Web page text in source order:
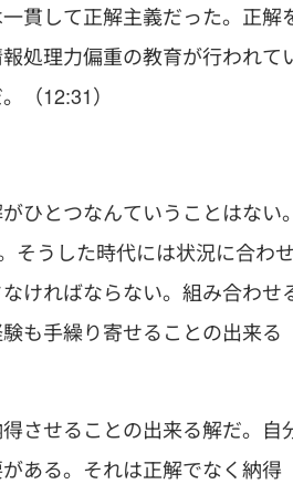
貫して正解主義だった。正解
処理力偏重の教育が行われて
（12:31）
ひとつなんていうことはない。
そうした時代には状況に合わせ
ければならない。組み合わせ
も手繰り寄せることの出来る
させることの出来る解だ。自
ある。それは正解でなく納得